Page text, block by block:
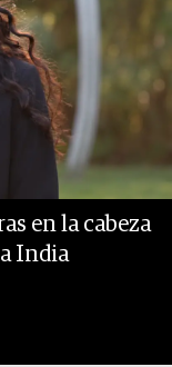
en la cabeza
India